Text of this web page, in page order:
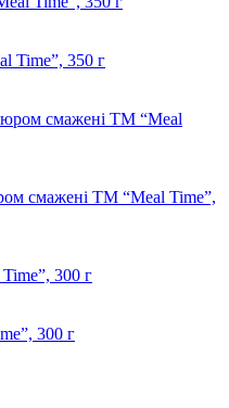
Time”, 350 г
смажені ТМ “Meal Time”,
300 г